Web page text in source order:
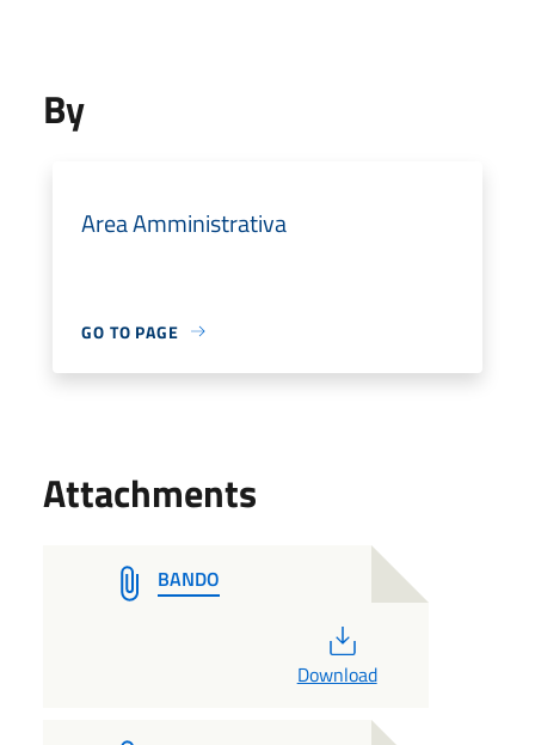
By
Area Amministrativa
GO TO PAGE
Attachments
BANDO
Download